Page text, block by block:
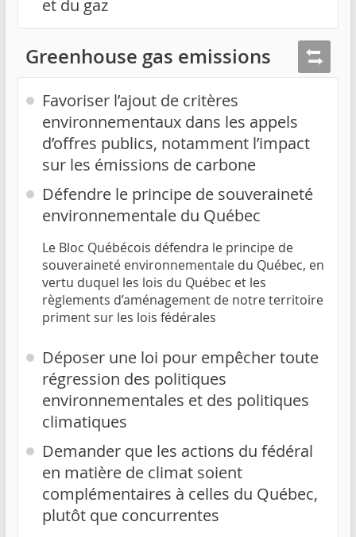
et du gaz
Greenhouse gas emissions
Favoriser l’ajout de critères
environnementaux dans les appels
d’offres publics, notamment l’impact
sur les émissions de carbone
Défendre le principe de souveraineté
environnementale du Québec
Le Bloc Québécois défendra le principe de
souveraineté environnementale du Québec, en
vertu duquel les lois du Québec et les
règlements d’aménagement de notre territoire
priment sur les lois fédérales
Déposer une loi pour empêcher toute
régression des politiques
environnementales et des politiques
climatiques
Demander que les actions du fédéral
en matière de climat soient
complémentaires à celles du Québec,
plutôt que concurrentes